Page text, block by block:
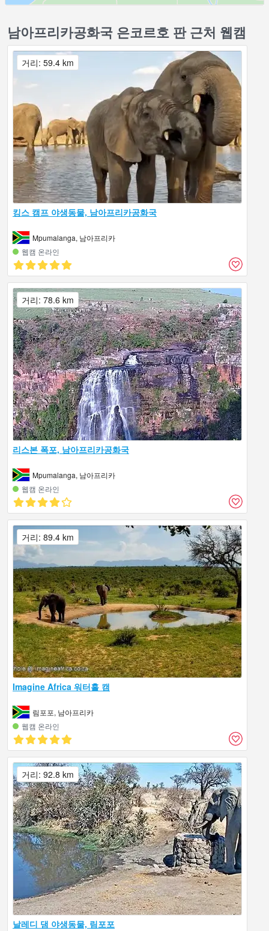
남아프리카공화국 은코르호 판 근처 웹캠
킹스 캠프 야생동물, 남아프리카공화국
Mpumalanga, 남아프리카
웹캠 온라인
거리: 59.4 km
리스본 폭포, 남아프리카공화국
Mpumalanga, 남아프리카
웹캠 온라인
거리: 78.6 km
Imagine Africa 워터홀 캠
림포포, 남아프리카
웹캠 온라인
거리: 89.4 km
날레디 댐 야생동물, 림포포
거리: 92.8 km